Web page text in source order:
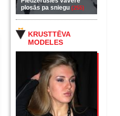
plosās pa sniegu (255)
KRUSTTĒVA
MODELES